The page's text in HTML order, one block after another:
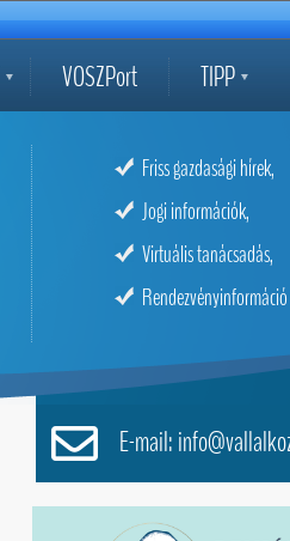
VOSZPort TIPP
Friss gazdasági hírek,
Jogi információk,
Virtuális tanácsadás,
Rendezvényinformáció
E-mail: